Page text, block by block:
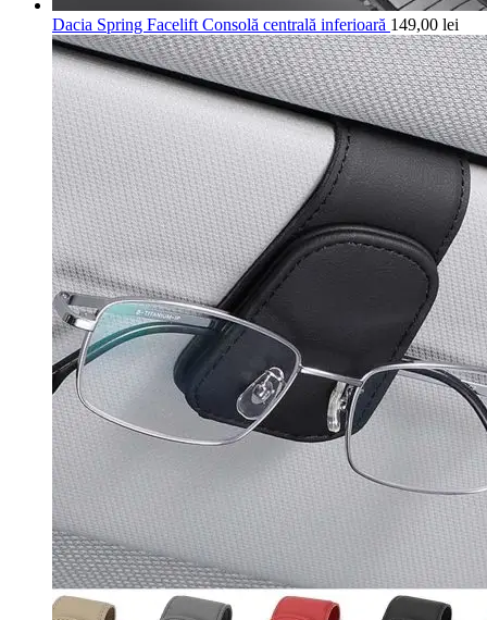
Dacia Spring Facelift Consolă centrală inferioară 149,00 lei